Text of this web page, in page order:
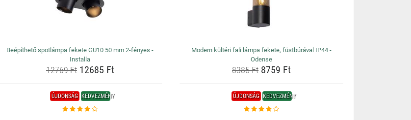
Beépíthető spotlámpa fekete GU10 50 mm 2-fényes -
Installa
12769 Ft12685 Ft
Modern kültéri fali lámpa fekete, füstbúrával IP44 -
Odense
8385 Ft 8759 Ft
ÚJDONSÁG KEDVEZMÉNY ÚJDONSÁG KEDVEZMÉNY